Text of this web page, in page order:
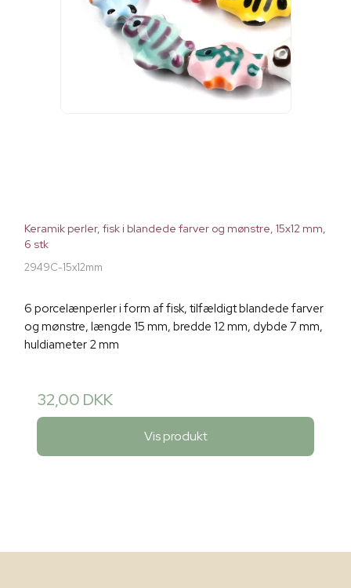
Keramik perler, fisk i blandede farver og mønstre, 15x12 mm,
6 stk
2949C-15x12mm
6 porcelænperler i form af fisk, tilfældigt blandede farver
og mønstre, længde 15 mm, bredde 12 mm, dybde 7 mm,
huldiameter 2 mm
32,00 DKK
Vis produkt